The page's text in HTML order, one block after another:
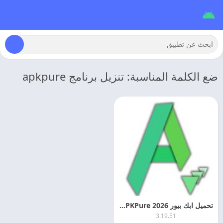
ضع الكلمة المناسبة: تنزيل برنامج apkpure
تحميل ابك بيور 2026 APKPure اخر اصدار
3.19.51